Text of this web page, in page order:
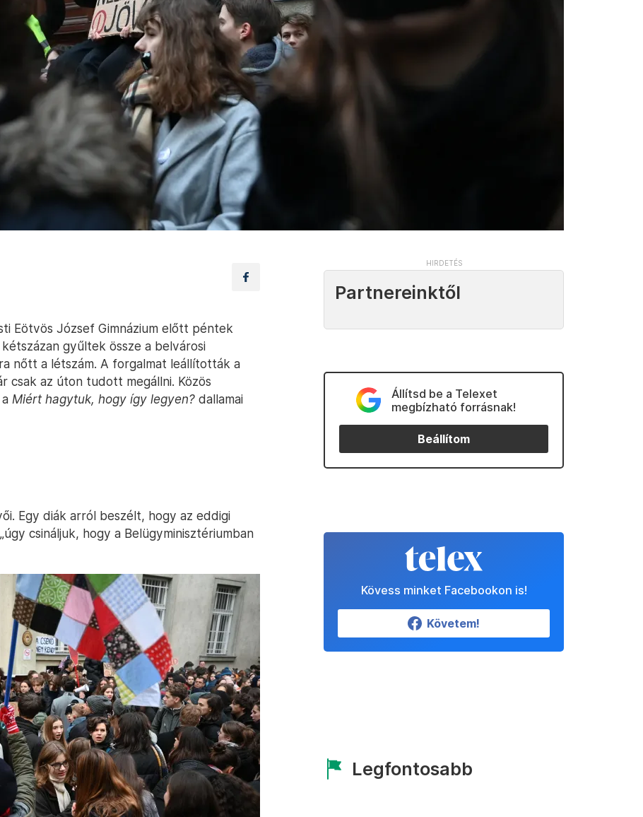
Eötvös József Gimnázium előtt péntek
gyűltek össze a belvárosi
nőtt a létszám. A forgalmat leállították a
az úton tudott megállni. Közös
Miért hagytuk, hogy így legyen? dallamai
Egy diák arról beszélt, hogy az eddigi
csináljuk, hogy a Belügyminisztériumban
Partnereinktől
Állítsd be a Telexet
megbízható forrásnak!
Beállítom
Kövess minket Facebookon is!
Követem!
Legfontosabb